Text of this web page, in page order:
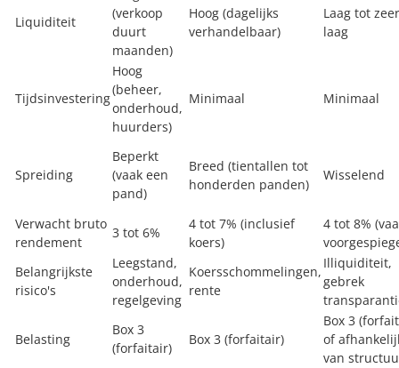
Liquiditeit
(verkoop
duurt
maanden)
Hoog (dagelijks
verhandelbaar)
Laag tot zeer
laag
Tijdsinvestering
Hoog
(beheer,
onderhoud,
huurders)
Minimaal Minimaal
Spreiding
Beperkt
(vaak een
pand)
Breed (tientallen tot
honderden panden)
Wisselend
Verwacht bruto
rendement
3 tot 6%
4 tot 7% (inclusief
koers)
4 tot 8%
Belangrijkste
risico's
Leegstand,
onderhoud,
regelgeving
Koersschommelingen,
rente
Illiquiditeit,
gebrek
Belasting
Box 3
(forfaitair)
Box 3 (forfaitair)
Box 3
of
van